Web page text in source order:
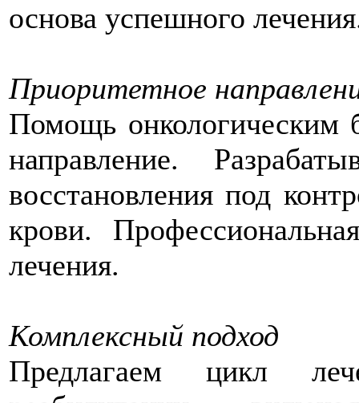
основа успешного
Приоритетное
Помощь
направление.
восстановления под
крови.
лечения.
Комплексный подход
Предлагаем цикл